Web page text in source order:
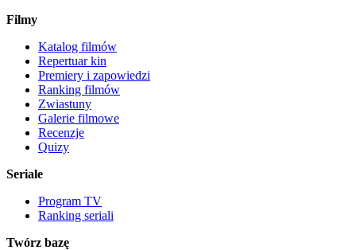
Filmy
Katalog filmów
Repertuar kin
Premiery i zapowiedzi
Ranking filmów
Zwiastuny
Galerie filmowe
Recenzje
Quizy
Seriale
Program TV
Ranking seriali
Twórz bazę